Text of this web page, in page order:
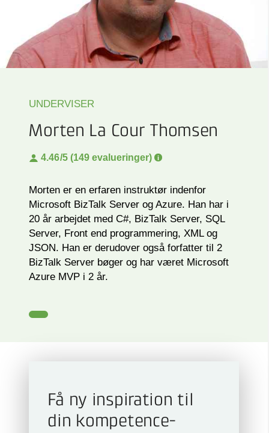
UNDERVISER
Morten La Cour Thomsen
4.46/5 (149 evalueringer)
Morten er en erfaren instruktør indenfor
Microsoft BizTalk Server og Azure. Han har i
20 år arbejdet med C#, BizTalk Server, SQL
Server, Front end programmering, XML og
JSON. Han er derudover også forfatter til 2
BizTalk Server bøger og har været Microsoft
Azure MVP i 2 år.
Få ny inspiration til
din kompetence­